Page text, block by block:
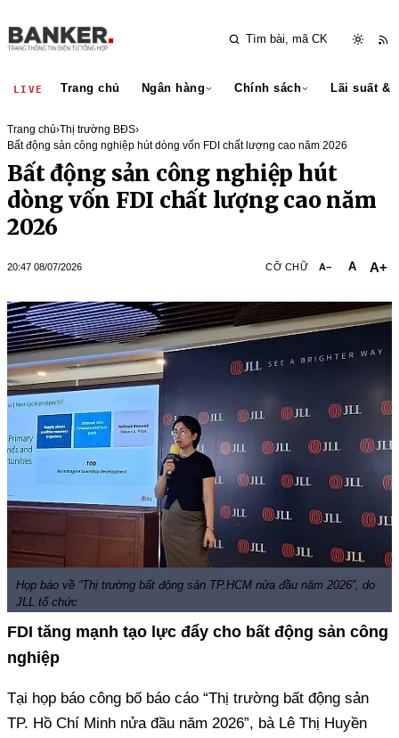
LIVE Trang chủ Ngân hàng Chính sách Lãi suất &
Trang chủ›Thị trường BĐS›
Bất động sản công nghiệp hút dòng vốn FDI chất lượng cao năm 2026
Bất động sản công nghiệp hút
dòng vốn FDI chất lượng cao năm
2026
20:47 08/07/2026 CỠ CHỮ A− A A+
Họp báo về “Thị trường bất động sản TP.HCM nửa đầu năm 2026”, do
JLL tổ chức
FDI tăng mạnh tạo lực đẩy cho bất động sản công
nghiệp
Tại họp báo công bố báo cáo “Thị trường bất động sản
TP. Hồ Chí Minh nửa đầu năm 2026”, bà Lê Thị Huyền